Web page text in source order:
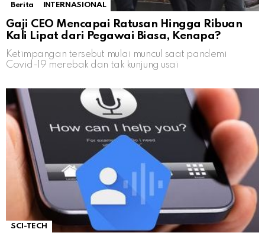
Berita INTERNASIONAL
Gaji CEO Mencapai Ratusan Hingga Ribuan
Kali Lipat dari Pegawai Biasa, Kenapa?
Ketimpangan tersebut mulai muncul saat pandemi
Covid-19 merebak dan tak kunjung usai
SCI-TECH